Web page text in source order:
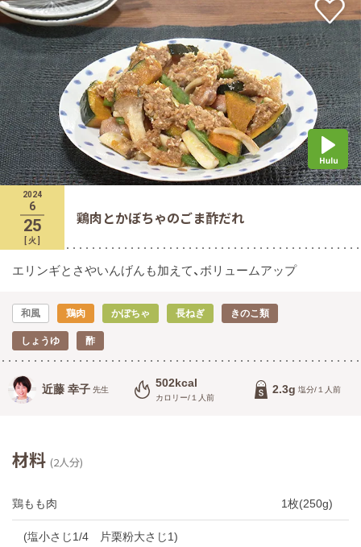
2024
6
25
火
鶏肉とかぼちゃのごま酢だれ
エリンギとさやいんげんも加えて、ボリュームアップ
和風 鶏肉 かぼちゃ 長ねぎ きのこ類
しょうゆ 酢
近藤 幸子 先生 502kcal
カロリー/１人前
2.3g 塩分/１人前
材料 (2人分)
鶏もも肉 1枚(250g)
(塩小さじ1/4 片栗粉大さじ1)